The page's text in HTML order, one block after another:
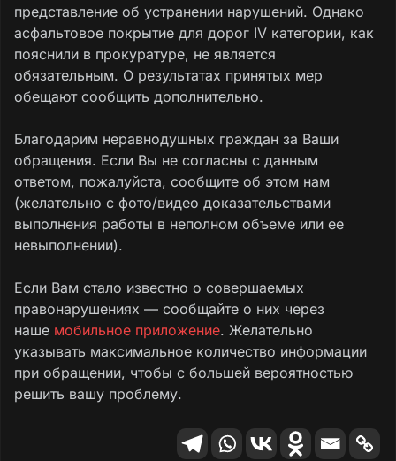
представление об устранении нарушений. Однако
асфальтовое покрытие для дорог IV категории, как
пояснили в прокуратуре, не является
обязательным. О результатах принятых мер
обещают сообщить дополнительно.
Благодарим неравнодушных граждан за Ваши
обращения. Если Вы не согласны с данным
ответом, пожалуйста, сообщите об этом нам
(желательно с фото/видео доказательствами
выполнения работы в неполном объеме или ее
невыполнении).
Если Вам стало известно о совершаемых
правонарушениях — сообщайте о них через
наше мобильное приложение. Желательно
указывать максимальное количество информации
при обращении, чтобы с большей вероятностью
решить вашу проблему.